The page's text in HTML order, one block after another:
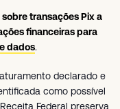
transações Pix a
financeiras para
dados.
declarado e
como possível
Federal preserva